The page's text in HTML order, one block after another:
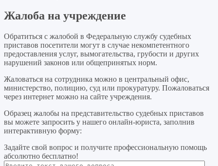
Жалоба на учреждение
Обратиться с жалобой в Федеральную службу судебных
приставов посетители могут в случае некомпетентного
предоставления услуг, вымогательства, грубости и других
нарушений законов или общепринятых норм.
Жаловаться на сотрудника можно в центральный офис,
министерство, полицию, суд или прокуратуру. Пожаловаться
через интернет можно на сайте учреждения.
Образец жалобы на представительство судебных приставов
вы можете запросить у нашего онлайн-юриста, заполнив
интерактивную форму:
Задайте свой вопрос и получите профессиональную помощь
абсолютно бесплатно!